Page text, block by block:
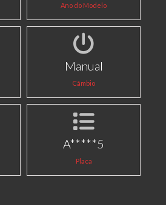
Ano do Modelo
Manual
Câmbio
A*****5
Placa